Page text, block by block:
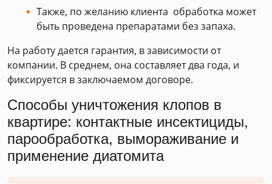
Также, по желанию клиента обработка может
быть проведена препаратами без запаха.
На работу дается гарантия, в зависимости от
компании. В среднем, она составляет два года, и
фиксируется в заключаемом договоре.
Способы уничтожения клопов в
квартире: контактные инсектициды,
парообработка, вымораживание и
применение диатомита